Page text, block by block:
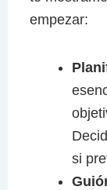
empezar:
si